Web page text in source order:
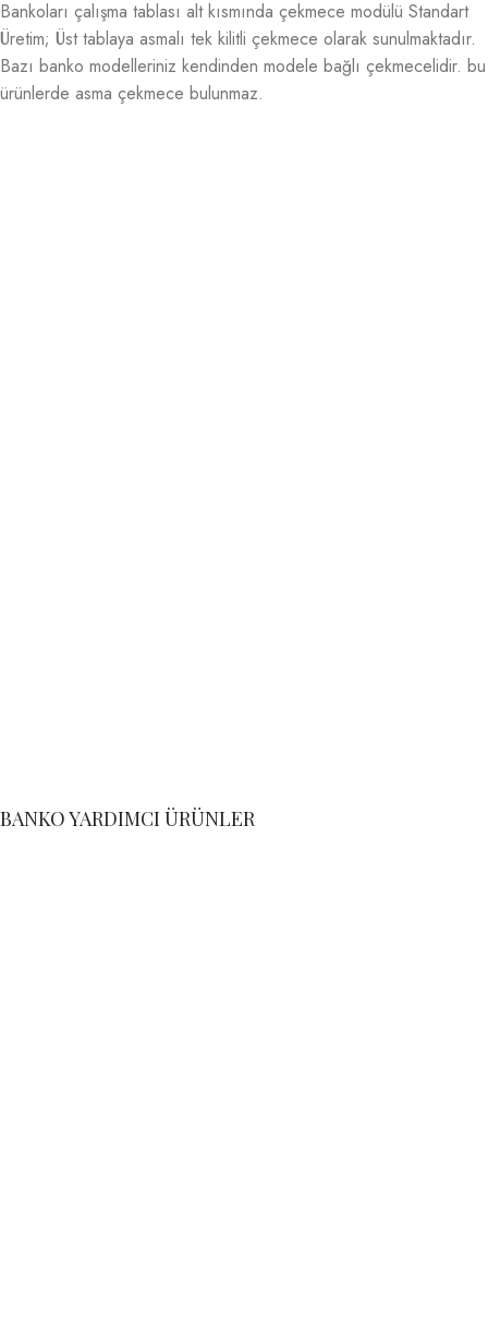
Bankoları çalışma tablası alt kısmında çekmece modülü Standart
Üretim; Üst tablaya asmalı tek kilitli çekmece olarak sunulmaktadır.
Bazı banko modelleriniz kendinden modele bağlı çekmecelidir. bu
ürünlerde asma çekmece bulunmaz.
BANKO YARDIMCI ÜRÜNLER